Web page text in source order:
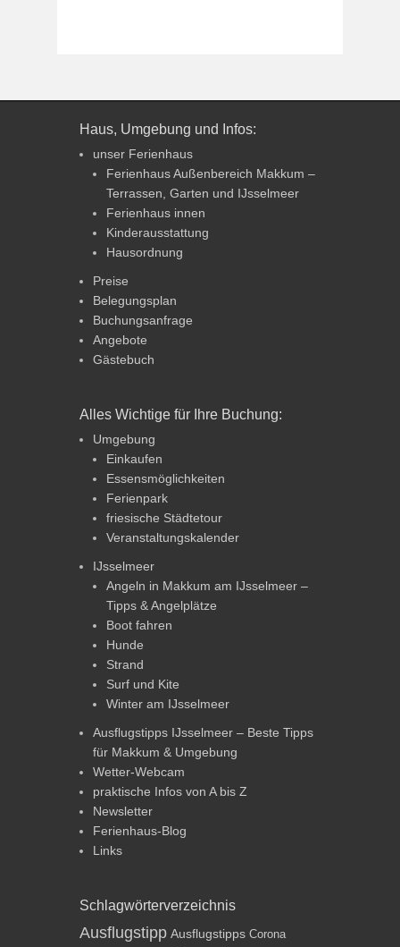
Haus, Umgebung und Infos:
unser Ferienhaus
Ferienhaus Außenbereich Makkum –
Terrassen, Garten und IJsselmeer
Ferienhaus innen
Kinderausstattung
Hausordnung
Preise
Belegungsplan
Buchungsanfrage
Angebote
Gästebuch
Alles Wichtige für Ihre Buchung:
Umgebung
Einkaufen
Essensmöglichkeiten
Ferienpark
friesische Städtetour
Veranstaltungskalender
IJsselmeer
Angeln in Makkum am IJsselmeer –
Tipps & Angelplätze
Boot fahren
Hunde
Strand
Surf und Kite
Winter am IJsselmeer
Ausflugstipps IJsselmeer – Beste Tipps
für Makkum & Umgebung
Wetter-Webcam
praktische Infos von A bis Z
Newsletter
Ferienhaus-Blog
Links
Schlagwörterverzeichnis
Ausflugstipp Ausflugstipps Corona